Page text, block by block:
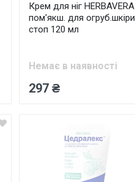
Крем для ніг HERBAVERA
пом'якш. для огруб.шкіри
стоп 120 мл
Немає в наявності
297 ₴